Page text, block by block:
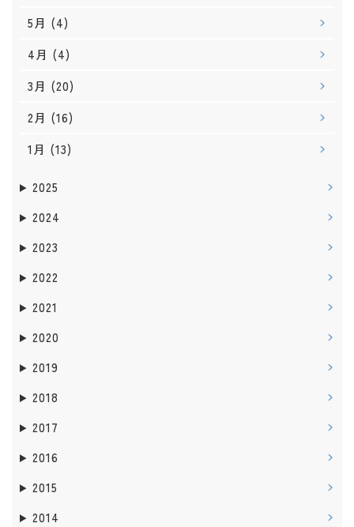
5月 (4)
4月 (4)
3月 (20)
2月 (16)
1月 (13)
2025
2024
2023
2022
2021
2020
2019
2018
2017
2016
2015
2014